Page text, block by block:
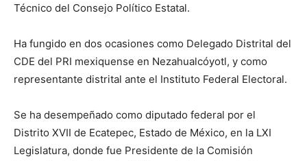
Técnico del Consejo Político Estatal.
Ha fungido en dos ocasiones como Delegado Distrital del
CDE del PRI mexiquense en Nezahualcóyotl, y como
representante distrital ante el Instituto Federal Electoral.
Se ha desempeñado como diputado federal por el
Distrito XVII de Ecatepec, Estado de México, en la LXI
Legislatura, donde fue Presidente de la Comisión